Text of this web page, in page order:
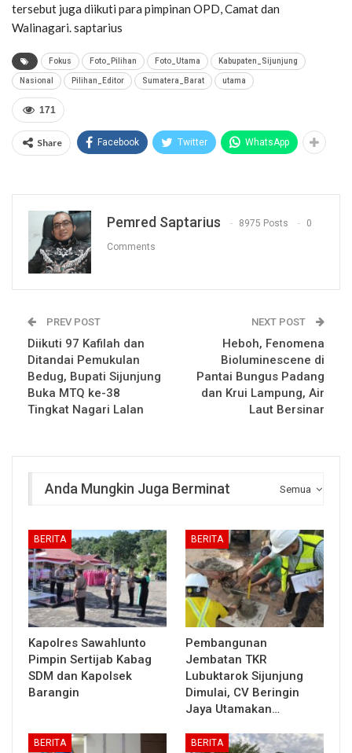
tersebut juga diikuti para pimpinan OPD, Camat dan
Walinagari. saptarius
Fokus Foto_Pilihan Foto_Utama Kabupaten_Sijunjung
Nasional Pilihan_Editor Sumatera_Barat utama
171
Share Facebook Twitter WhatsApp
Pemred Saptarius 8975 Posts 0
Comments
PREV POST
Diikuti 97 Kafilah dan
Ditandai Pemukulan
Bedug, Bupati Sijunjung
Buka MTQ ke-38
Tingkat Nagari Lalan
NEXT POST
Heboh, Fenomena
Bioluminescene di
Pantai Bungus Padang
dan Krui Lampung, Air
Laut Bersinar
Semua
Anda Mungkin Juga Berminat
BERITA
Kapolres Sawahlunto
Pimpin Sertijab Kabag
SDM dan Kapolsek
Barangin
BERITA
Pembangunan
Jembatan TKR
Lubuktarok Sijunjung
Dimulai, CV Beringin
Jaya Utamakan…
BERITA BERITA